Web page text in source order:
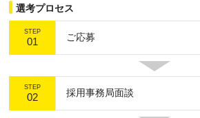
選考プロセス
STEP
01 ご応募
STEP
02 採用事務局面談